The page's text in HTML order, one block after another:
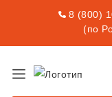
8 (800)
(по